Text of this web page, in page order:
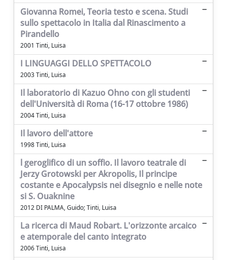
Giovanna Romei, Teoria testo e scena. Studi
sullo spettacolo in Italia dal Rinascimento a
Pirandello
2001 Tinti, Luisa
I LINGUAGGI DELLO SPETTACOLO
2003 Tinti, Luisa
Il laboratorio di Kazuo Ohno con gli studenti
dell'Università di Roma (16-17 ottobre 1986)
2004 Tinti, Luisa
Il lavoro dell'attore
1998 Tinti, Luisa
l geroglifico di un soffio. Il lavoro teatrale di
Jerzy Grotowski per Akropolis, Il principe
costante e Apocalypsis nei disegnio e nelle note
si S. Ouaknine
2012 DI PALMA, Guido; Tinti, Luisa
La ricerca di Maud Robart. L'orizzonte arcaico
e atemporale del canto integrato
2006 Tinti, Luisa